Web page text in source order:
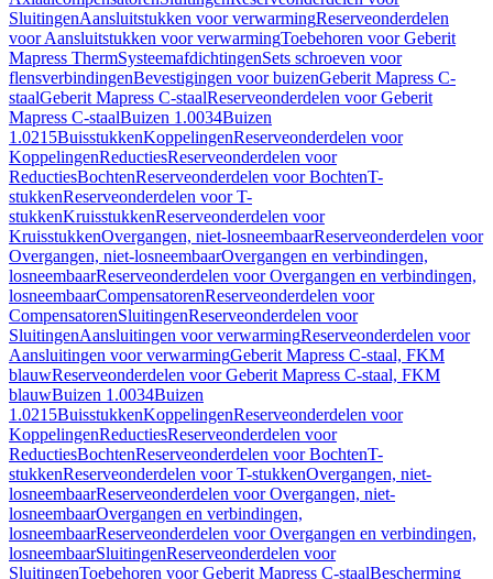
SluitingenAansluitstukken voor verwarmingReserveonderdelen
voor Aansluitstukken voor verwarmingToebehoren voor Geberit
Mapress ThermSysteemafdichtingenSets schroeven voor
flensverbindingenBevestigingen voor buizenGeberit Mapress C-
staalGeberit Mapress C-staalReserveonderdelen voor Geberit
Mapress C-staalBuizen 1.0034Buizen
1.0215BuisstukkenKoppelingenReserveonderdelen voor
KoppelingenReductiesReserveonderdelen voor
ReductiesBochtenReserveonderdelen voor BochtenT-
stukkenReserveonderdelen voor T-
stukkenKruisstukkenReserveonderdelen voor
KruisstukkenOvergangen, niet-losneembaarReserveonderdelen voor
Overgangen, niet-losneembaarOvergangen en verbindingen,
losneembaarReserveonderdelen voor Overgangen en verbindingen,
losneembaarCompensatorenReserveonderdelen voor
CompensatorenSluitingenReserveonderdelen voor
SluitingenAansluitingen voor verwarmingReserveonderdelen voor
Aansluitingen voor verwarmingGeberit Mapress C-staal, FKM
blauwReserveonderdelen voor Geberit Mapress C-staal, FKM
blauwBuizen 1.0034Buizen
1.0215BuisstukkenKoppelingenReserveonderdelen voor
KoppelingenReductiesReserveonderdelen voor
ReductiesBochtenReserveonderdelen voor BochtenT-
stukkenReserveonderdelen voor T-stukkenOvergangen, niet-
losneembaarReserveonderdelen voor Overgangen, niet-
losneembaarOvergangen en verbindingen,
losneembaarReserveonderdelen voor Overgangen en verbindingen,
losneembaarSluitingenReserveonderdelen voor
SluitingenToebehoren voor Geberit Mapress C-staalBescherming